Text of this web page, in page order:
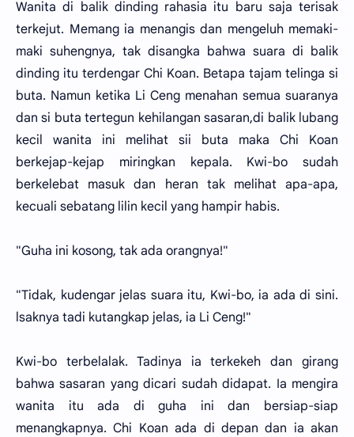
Wanita di balik dinding rahasia itu baru saja terisak
terkejut. Memang ia menangis dan mengeluh memaki-
maki suhengnya, tak disangka bahwa suara di balik
dinding itu terdengar Chi Koan. Betapa tajam telinga si
buta. Namun ketika Li Ceng menahan semua suaranya
dan si buta tertegun kehilangan sasaran,di balik lubang
kecil wanita ini melihat sii buta maka Chi Koan
berkejap-kejap miringkan kepala. Kwi-bo sudah
berkelebat masuk dan heran tak melihat apa-apa,
kecuali sebatang lilin kecil yang hampir habis.
"Guha ini kosong, tak ada orangnya!"
"Tidak, kudengar jelas suara itu, Kwi-bo, ia ada di sini.
lsaknya tadi kutangkap jelas, ia Li Ceng!"
Kwi-bo terbelalak. Tadinya ia terkekeh dan girang
bahwa sasaran yang dicari sudah didapat. Ia mengira
wanita itu ada di guha ini dan bersiap-siap
menangkapnya. Chi Koan ada di depan dan ia akan